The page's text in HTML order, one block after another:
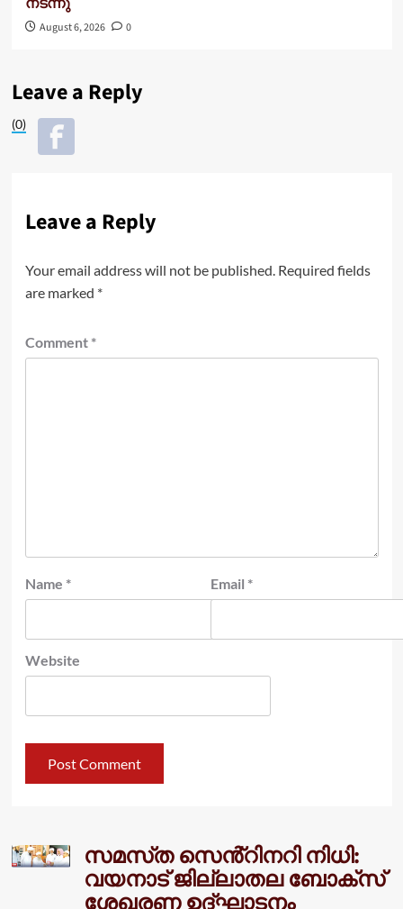
August 6, 2026 0
Leave a Reply
(0)
Leave a Reply
Your email address will not be published. Required fields
are marked *
Comment *
Name * Email *
Website
സമസ്‌ത സെൻ്റിനറി നിധി:
വയനാട് ജില്ലാതല ബോക്സ്